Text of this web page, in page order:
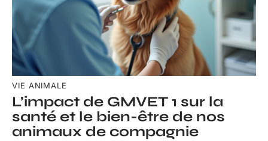
VIE ANIMALE
L’impact de GMVET 1 sur la
santé et le bien-être de nos
animaux de compagnie